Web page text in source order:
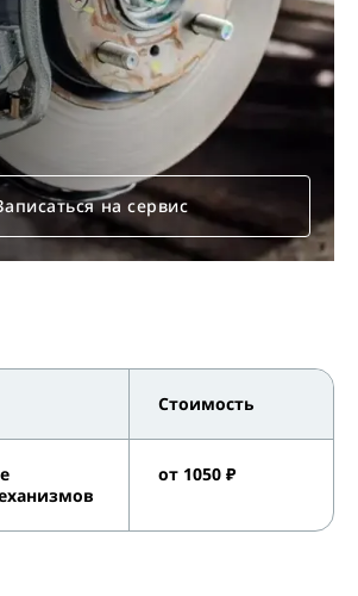
на сервис
Стоимость
от 1050 ₽